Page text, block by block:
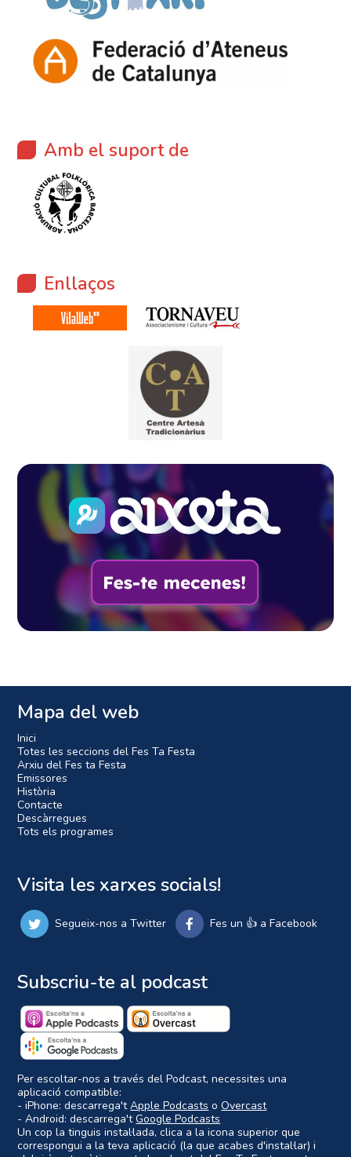
Amb el suport de
Enllaços
Mapa del web
Inici
Totes les seccions del Fes Ta Festa
Arxiu del Fes ta Festa
Emissores
Història
Contacte
Descàrregues
Tots els programes
Visita les xarxes socials!
Segueix-nos a Twitter Fes un 👍 a Facebook
Subscriu-te al podcast
Per escoltar-nos a través del Podcast, necessites una
aplicació compatible:
- iPhone: descarrega'tApple Podcasts oOvercast
- Android: descarrega'tGoogle Podcasts
Un cop la tinguis instal·lada, clica a la icona superior que
correspongui a la teva aplicació (la que acabes d'instal·lar) i